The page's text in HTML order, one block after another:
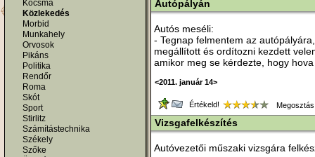
Kocsma
Közlekedés
Morbid
Munkahely
Orvosok
Pikáns
Politika
Rendőr
Roma
Skót
Sport
Stirlitz
Számítástechnika
Székely
Szőke
Autópályán
Autós meséli:
- Tegnap felmentem az
megállított és ordítozni kezdett
amikor meg se kérdezte, hogy
<2011. január 14>
Értékeld!
Vizsgafelkészítés
Autóvezetői műszaki vizsgára